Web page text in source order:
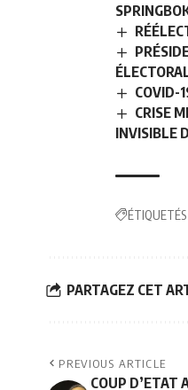
COVID-
CRISE
INVISIBLE
ÉTIQUETÉS
PARTAGEZ CET
PREVIOUS ARTICLE
COUP D’ETAT